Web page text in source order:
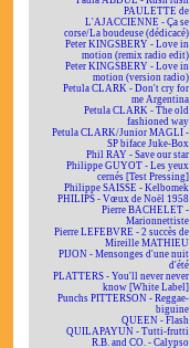
PAULETTE de
L'AJACCIENNE - Ça se
corse/La boudeuse (dédicacé)
Peter KINGSBERY - Love in
motion (remix radio edit)
Peter KINGSBERY - Love in
motion (version radio)
Petula CLARK - Don't cry for
me Argentina
Petula CLARK - The old
fashioned way
Petula CLARK/Junior MAGLI -
SP biface Juke-Box
Phil RAY - Save our star
Philippe GUYOT - Les yeux
cernés [Test Pressing]
Philippe SAISSE - Kelbomek
PHILIPS - Vœux de Noël 1958
Pierre BACHELET -
Marionnettiste
Pierre LEFEBVRE - 2 succès de
Mireille MATHIEU
PIJON - Mensonges d'une nuit
d'été
PLATTERS - You'll never never
know [White Label]
Punchs PITTERSON - Reggae-
biguine
QUEEN - Flash
QUILAPAYUN - Tutti-frutti
R.B. and CO. - Calypso